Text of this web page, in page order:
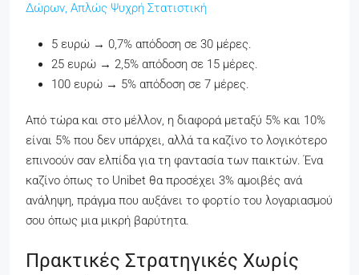
Δώρων, Απλώς Ψυχρή Στατιστική
5 ευρώ → 0,7% απόδοση σε 30 μέρες.
25 ευρώ → 2,5% απόδοση σε 15 μέρες.
100 ευρώ → 5% απόδοση σε 7 μέρες.
Από τώρα και στο μέλλον, η διαφορά μεταξύ 5% και 10%
είναι 5% που δεν υπάρχει, αλλά τα καζίνο το λογικότερο
επινοούν σαν ελπίδα για τη φαντασία των παικτών. Ένα
καζίνο όπως το Unibet θα προσέχει 3% αμοιβές ανά
ανάληψη, πράγμα που αυξάνει το φορτίο του λογαριασμού
σου όπως μια μικρή βαρύτητα.
Πρακτικές Στρατηγικές Χωρίς